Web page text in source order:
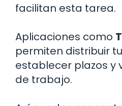
facilitan esta tarea.
Aplicaciones como
permiten distribuir
establecer plazos y
de trabajo.